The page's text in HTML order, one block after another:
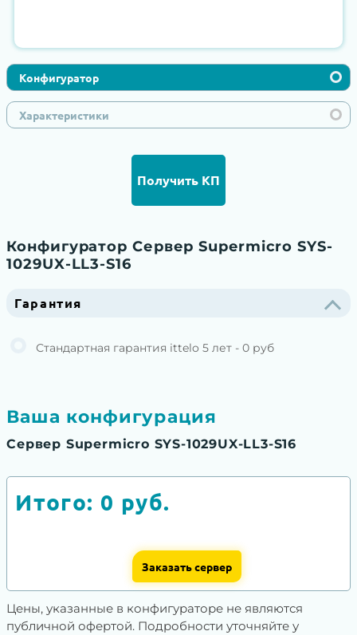
Конфигуратор
Характеристики
Получить КП
Конфигуратор Сервер Supermicro SYS-
1029UX-LL3-S16
Гарантия
Стандартная гарантия ittelo 5 лет - 0 руб
Ваша конфигурация
Сервер Supermicro SYS-1029UX-LL3-S16
Итого: 0 руб.
Заказать сервер
Цены, указанные в конфигураторе не являются
публичной офертой. Подробности уточняйте у